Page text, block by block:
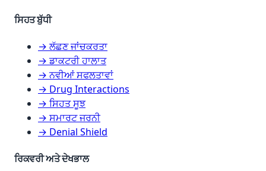
ਸਿਹਤ ਬੁੱਧੀ
→ ਲੱਛਣ ਜਾਂਚਕਰਤਾ
→ ਡਾਕਟਰੀ ਹਾਲਾਤ
→ ਨਵੀਆਂ ਸਫਲਤਾਵਾਂ
→ Drug Interactions
→ ਸਿਹਤ ਸੂਝ
→ ਸਮਾਰਟ ਜਰਨੀ
→ Denial Shield
ਰਿਕਵਰੀ ਅਤੇ ਦੇਖਭਾਲ